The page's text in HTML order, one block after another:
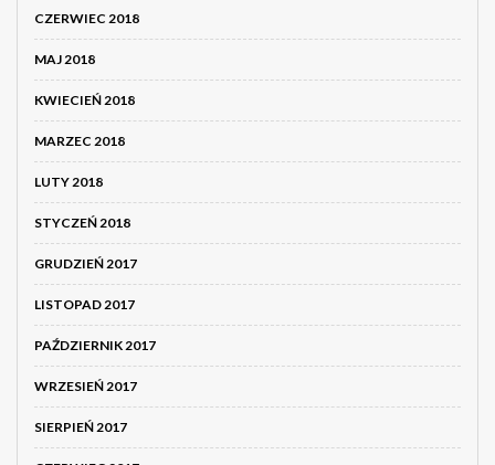
CZERWIEC 2018
MAJ 2018
KWIECIEŃ 2018
MARZEC 2018
LUTY 2018
STYCZEŃ 2018
GRUDZIEŃ 2017
LISTOPAD 2017
PAŹDZIERNIK 2017
WRZESIEŃ 2017
SIERPIEŃ 2017